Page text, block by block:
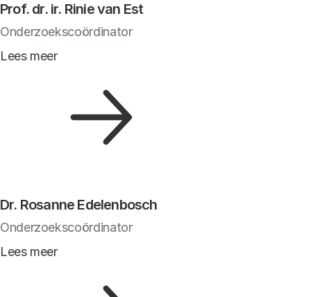
Prof. dr. ir. Rinie van Est
Onderzoekscoördinator
Lees meer
Dr. Rosanne Edelenbosch
Onderzoekscoördinator
Lees meer